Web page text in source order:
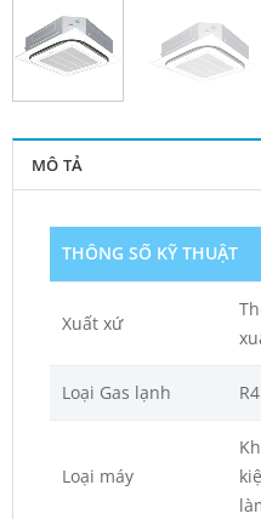
MÔ TẢ
THÔNG SỐ KỸ THUẬT
Xuất xứ
Loại Gas lạnh
Loại máy